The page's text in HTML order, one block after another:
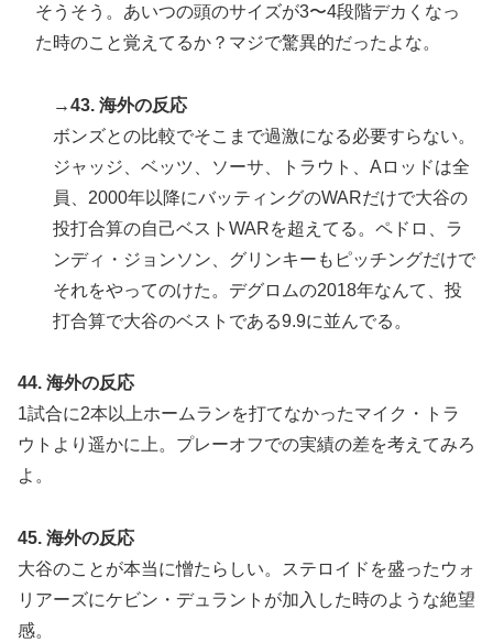
そうそう。あいつの頭のサイズが3〜4段階デカくなっ
た時のこと覚えてるか？マジで驚異的だったよな。
→43. 海外の反応
ボンズとの比較でそこまで過激になる必要すらない。
ジャッジ、ベッツ、ソーサ、トラウト、Aロッドは全
員、2000年以降にバッティングのWARだけで大谷の
投打合算の自己ベストWARを超えてる。ペドロ、ラ
ンディ・ジョンソン、グリンキーもピッチングだけで
それをやってのけた。デグロムの2018年なんて、投
打合算で大谷のベストである9.9に並んでる。
44. 海外の反応
1試合に2本以上ホームランを打てなかったマイク・トラ
ウトより遥かに上。プレーオフでの実績の差を考えてみろ
よ。
45. 海外の反応
大谷のことが本当に憎たらしい。ステロイドを盛ったウォ
リアーズにケビン・デュラントが加入した時のような絶望
感。